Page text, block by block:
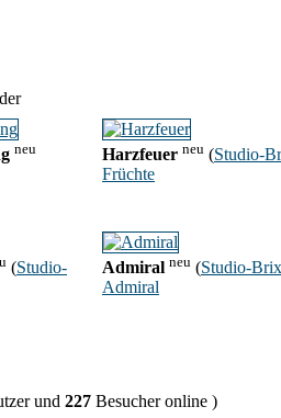
neu Harzfeuer neu (Studio-
Früchte
(Studio-
Admiral neu (Studio-Brix
Admiral
und 227 Besucher online )